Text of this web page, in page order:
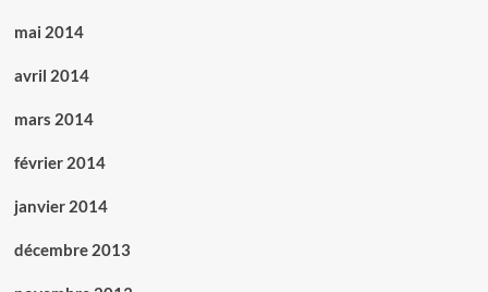
mai 2014
avril 2014
mars 2014
février 2014
janvier 2014
décembre 2013